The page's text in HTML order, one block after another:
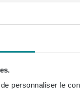
personnaliser le
cette armoire
conservant un